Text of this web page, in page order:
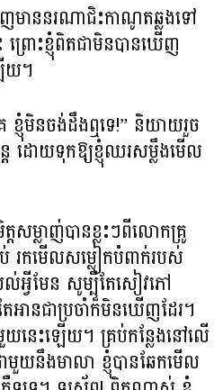
មាននរណាជិះកាណូតឆ្លងទៅ
ព្រោះខ្ញុំពិតជាមិនបានឃើញ
យ។
ខ្ញុំមិនចង់ដឹងឮទេ!” និយាយរួច
ត ដោយទុកឱ្យខ្ញុំឈរសម្លឹងមើល
សម្លាញ់បានខ្លះៗពីលោកគ្រូ
រកមើលសម្លៀកបំពាក់របស់
វីមែន សូម្បីតែសៀវភៅ
ានជាប្រចាំក៏មិនឃើញដែរ។
យនេះឡើយ។ គ្រប់កន្លែងនៅលើ
យនឹងមាលា ខ្ញុំបានឆែកមើល